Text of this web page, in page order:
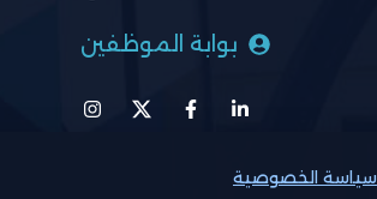
بوابة الموظفين
سياسة الخصوصية